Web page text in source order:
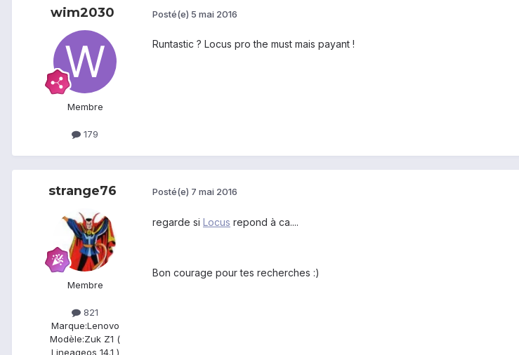
wim2030
Membre
179
Posté(e) 5 mai 2016
Runtastic ? Locus pro the must mais payant !
strange76
Membre
821
Marque:Lenovo
Modèle:Zuk Z1 (
Lineageos 14.1 )
Posté(e) 7 mai 2016
regarde si Locus repond à ca....
Bon courage pour tes recherches :)